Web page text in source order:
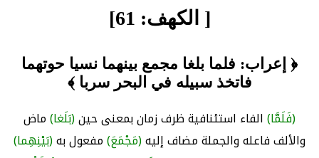
[ الكهف: 61]
﴿ إعراب: فلما بلغا مجمع بينهما نسيا حوتهما
فاتخذ سبيله في البحر سربا ﴾
(فَلَمَّا)الفاء استئنافية ظرف زمان بمعنى حين(بَلَغا)ماض
والألف فاعله والجملة مضاف إليه(مَجْمَعَ)مفعول به(بَيْنِهِما)